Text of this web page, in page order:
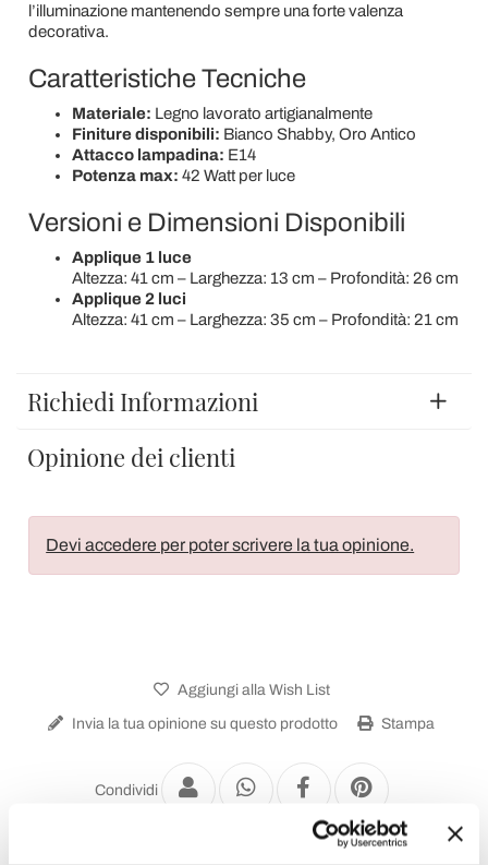
l’illuminazione mantenendo sempre una forte valenza
decorativa.
Caratteristiche Tecniche
Materiale: Legno lavorato artigianalmente
Finiture disponibili: Bianco Shabby, Oro Antico
Attacco lampadina: E14
Potenza max: 42 Watt per luce
Versioni e Dimensioni Disponibili
Applique 1 luce
Altezza: 41 cm – Larghezza: 13 cm – Profondità: 26 cm
Applique 2 luci
Altezza: 41 cm – Larghezza: 35 cm – Profondità: 21 cm
Richiedi Informazioni
Opinione dei clienti
Devi accedere per poter scrivere la tua opinione.
Aggiungi alla Wish List
Invia la tua opinione su questo prodotto Stampa
Condividi